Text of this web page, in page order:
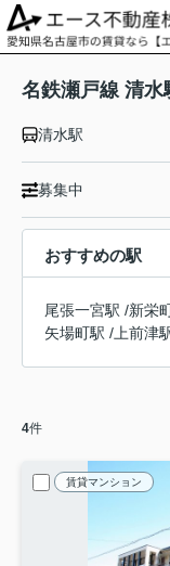
名鉄瀬戸線 清
清水駅
募集中
おすすめの駅
尾張一宮駅 /新栄
矢場町駅 / 上前津
4件
賃貸マンション